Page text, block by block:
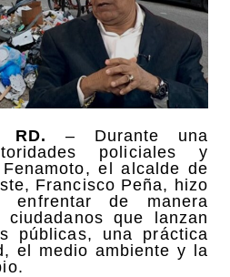
RD.
– Durante una
policiales y
el alcalde de
Francisco Peña, hizo
enfrentar de manera
que lanzan
públicas, una práctica
el medio ambiente y la